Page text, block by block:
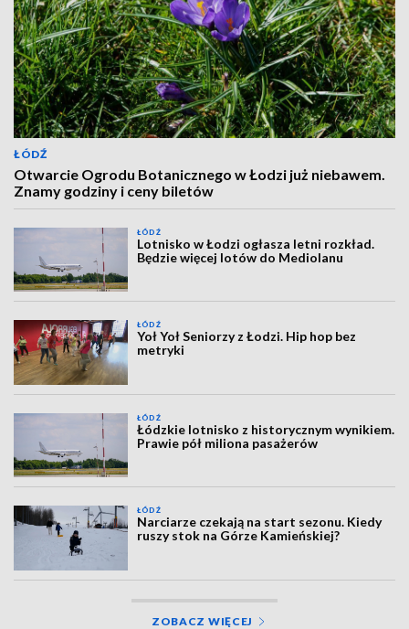
ŁÓDŹ
Otwarcie Ogrodu Botanicznego w Łodzi już niebawem.
Znamy godziny i ceny biletów
ŁÓDŹ
Lotnisko w Łodzi ogłasza letni rozkład.
Będzie więcej lotów do Mediolanu
ŁÓDŹ
Yoł Yoł Seniorzy z Łodzi. Hip hop bez
metryki
ŁÓDŹ
Łódzkie lotnisko z historycznym wynikiem.
Prawie pół miliona pasażerów
ŁÓDŹ
Narciarze czekają na start sezonu. Kiedy
ruszy stok na Górze Kamieńskiej?
ZOBACZ WIĘCEJ